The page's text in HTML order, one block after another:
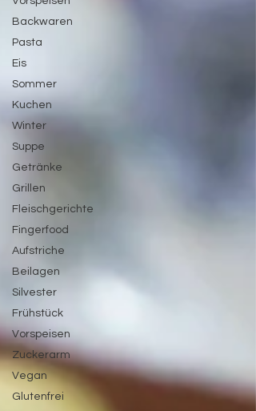
Backwaren
Pasta
Eis
Sommer
Kuchen
Winter
Suppe
Getränke
Grillen
Fleischgerichte
Fingerfood
Aufstriche
Beilagen
Silvester
Frühstück
Vorspeisen
Zuckerarm
Vegan
Glutenfrei